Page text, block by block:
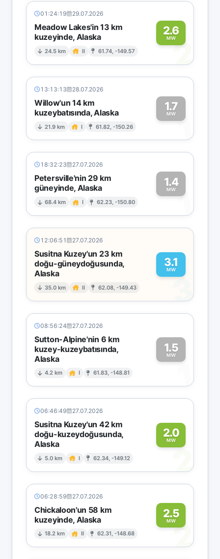
01:24:19 29.07.2026
Meadow Lakes'in 13 km
kuzeyinde, Alaska
24.5 km II 61.74, -149.57
2.6
MW
2
13:13:13 28.07.2026
Willow'un 14 km
kuzeybatısında, Alaska
21.9 km I 61.82, -150.26
1.7
MW1
18:32:23 27.07.2026
Petersville'nin 29 km
güneyinde, Alaska
68.4 km I 62.23, -150.80
1.4
MW1
12:06:51 27.07.2026
Susitna Kuzey'un 23 km
doğu-güneydoğusunda,
Alaska
35.0 km II 62.08, -149.43
3.1
MW
3
08:56:24 27.07.2026
Sutton-Alpine'nin 6 km
kuzey-kuzeybatısında,
Alaska
4.2 km I 61.83, -148.81
1.5
MW
1
06:46:49 27.07.2026
Susitna Kuzey'un 42 km
doğu-kuzeydoğusunda,
Alaska
5.0 km I 62.34, -149.12
2.0
MW
2
06:28:59 27.07.2026
Chickaloon'un 58 km
kuzeyinde, Alaska
18.2 km II 62.31, -148.68
2.5
MW2